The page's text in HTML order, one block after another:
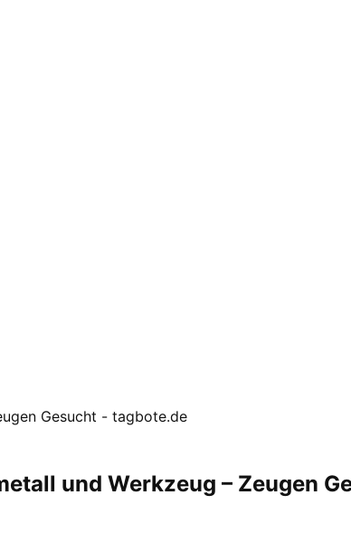
Gesucht - tagbote.de
und Werkzeug – Zeugen